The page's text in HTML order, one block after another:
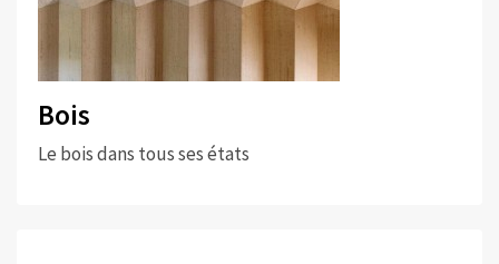
Bois
Le bois dans tous ses états